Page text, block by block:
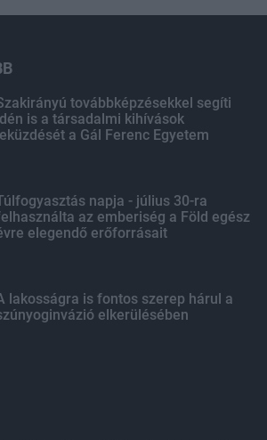
továbbképzésekkel segíti
is a társadalmi kihívások
a Gál Ferenc Egyetem
napja - július 30-ra
az emberiség a Föld egész
elegendő erőforrásait
lakosságra is fontos szerep hárul a
elkerülésében